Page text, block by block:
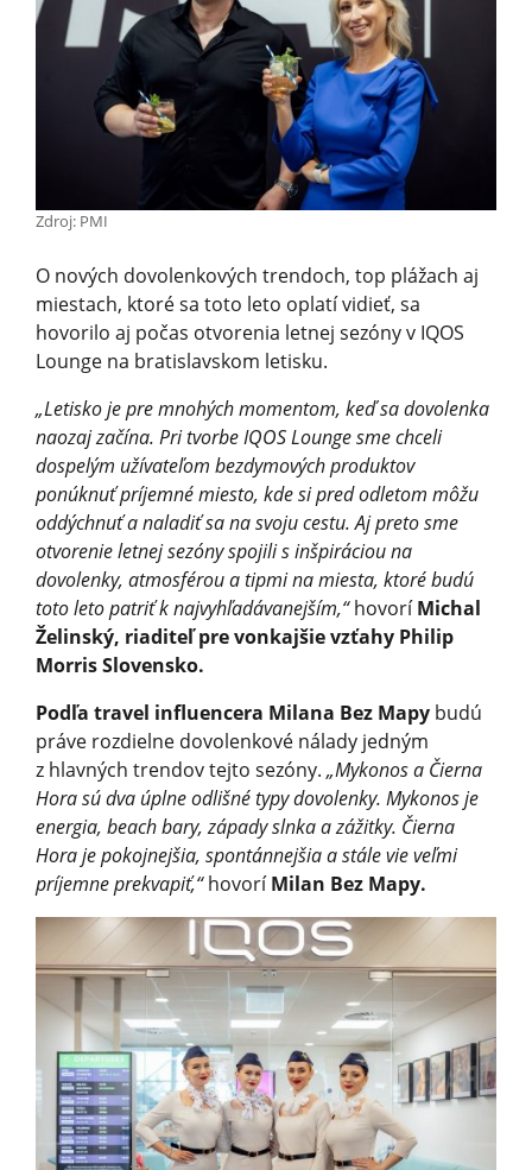
Zdroj: PMI
O nových dovolenkových trendoch, top plážach aj
miestach, ktoré sa toto leto oplatí vidieť, sa
hovorilo aj počas otvorenia letnej sezóny v IQOS
Lounge na bratislavskom letisku.
„Letisko je pre mnohých momentom, keď sa dovolenka
naozaj začína. Pri tvorbe IQOS Lounge sme chceli
dospelým užívateľom bezdymových produktov
ponúknuť príjemné miesto, kde si pred odletom môžu
oddýchnuť a naladiť sa na svoju cestu. Aj preto sme
otvorenie letnej sezóny spojili s inšpiráciou na
dovolenky, atmosférou a tipmi na miesta, ktoré budú
toto leto patriť k najvyhľadáva­nejším,“hovoríMichal
Želinský, riaditeľ pre vonkajšie vzťahy Philip
Morris Slovensko.
Podľa travel influencera Milana Bez Mapy budú
práve rozdielne dovolenkové nálady jedným
z hlavných trendov tejto sezóny. „Mykonos a Čierna
Hora sú dva úplne odlišné typy dovolenky. Mykonos je
energia, beach bary, západy slnka a zážitky. Čierna
Hora je pokojnejšia, spontánnejšia a stále vie veľmi
príjemne prekvapiť,“hovoríMilan Bez Mapy.